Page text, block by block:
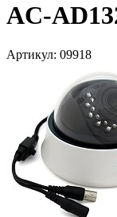
Артикул: 09918